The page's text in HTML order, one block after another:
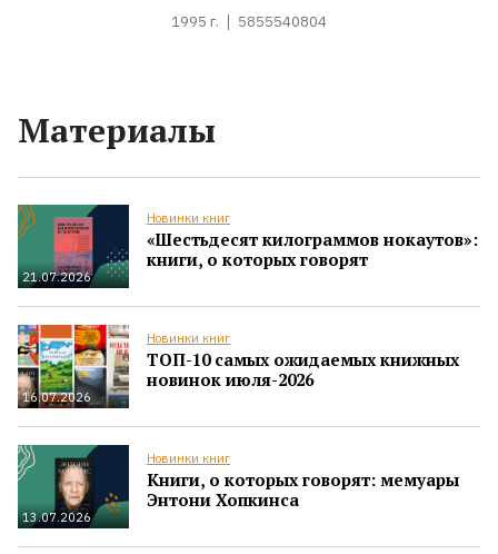
1995 г. 5855540804
Материалы
21.07.2026
Новинки книг
«Шестьдесят килограммов нокаутов»:
книги, о которых говорят
16.07.2026
Новинки книг
ТОП-10 самых ожидаемых книжных
новинок июля-2026
13.07.2026
Новинки книг
Книги, о которых говорят: мемуары
Энтони Хопкинса